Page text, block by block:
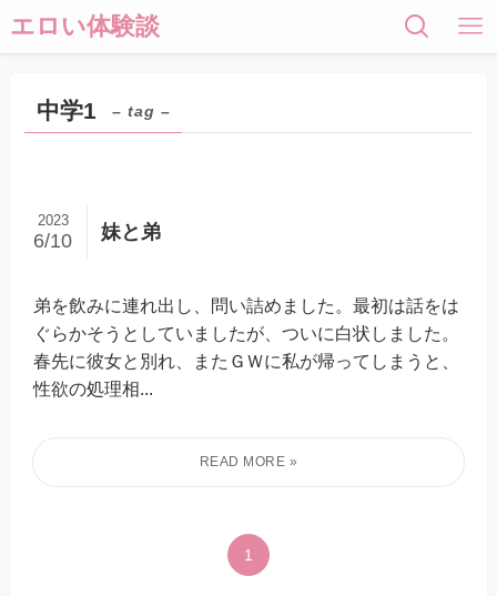
エロい体験談
中学1 – tag –
妹と弟
2023
6/10
弟を飲みに連れ出し、問い詰めました。最初は話をは
ぐらかそうとしていましたが、ついに白状しました。
春先に彼女と別れ、またＧＷに私が帰ってしまうと、
性欲の処理相...
1